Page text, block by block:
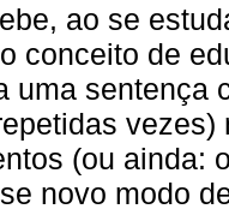
ao se
conceito de
uma sentença
(ou ainda:
novo modo